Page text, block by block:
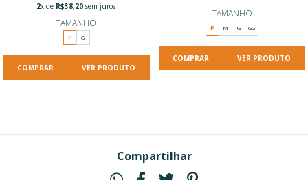
2x de R$38,20 sem juros
TAMANHO
P G
VER PRODUTO
TAMANHO
P M G GG
VER PRODUTO
Compartilhar